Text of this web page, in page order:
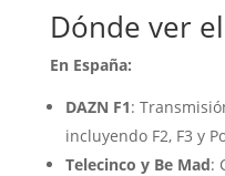
Dónde ver
En España:
DAZN F1:
incluyendo F2, F3 y
Telecinco y Be Mad: